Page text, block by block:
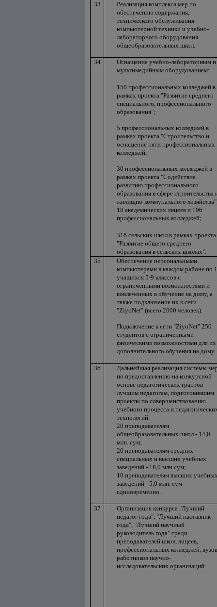
33
Реализация комплекса мер по
обеспечению содержания,
технического обслуживания
компьютерной техники и учебно-
лабораторного оборудования
общеобразовательных школ.
34
Оснащение учебно-лабораторным и
мультимедийным оборудованием:
150 профессиональных колледжей в
рамках проекта "Развитие среднего
специального, профессионального
образования";
5 профессиональных колледжей в
рамках проекта "Строительство и
оснащение пяти профессиональных
колледжей;
30 профессиональных колледжей в
рамках проекта "Содействие
развитию профессионального
образования в сфере строительства
жилищно-коммунального
18 академических лицеев и 196
профессиональных колледжей;
316 сельских школ в рамках проекта
"Развитие общего среднего
образования в сельских школах".
35
Обеспечение персональными
компьютерами в каждом районе по
учащихся 5-9 классов с
ограниченными возможностями и
вовлеченных в обучение на дому, а
также подключение их к сети
"ZiyoNet" (всего 2000 человек).
Подключение к сети "ZiyoNet" 250
студентов с ограниченными
физическими возможностями для их
дополнительного обучения на дому.
36
Дальнейшая реализация системы
по предоставлению на конкурсной
основе педагогических грантов
лучшим педагогам, подготовившим
проекты по совершенствованию
учебного процесса и
технологий:
20 преподавателям
общеобразовательных школ - 14,0
млн. сум;
20 преподавателям средних
специальных и высших учебных
заведений - 18,0 млн.сум;
10 преподавателям высших
заведений - 5,0 млн. сум
единовременно.
37
Организация конкурса "Лучший
педагог года", "Лучший наставник
года", "Лучший научный
руководитель года" среди
преподавателей школ, лицеев,
профессиональных колледжей,
работников научно-
исследовательских организаций.